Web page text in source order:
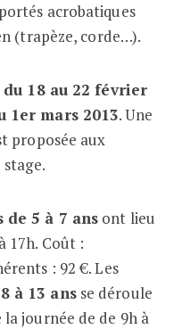
acrobatiques
(trapèze, corde…).
du 18 au 22 février
1er mars 2013. Une
proposée aux
de 5 à 7 ans ont lieu
17h. Coût :
: 92 €. Les
à 13 ansse déroule
journée de de 9h à